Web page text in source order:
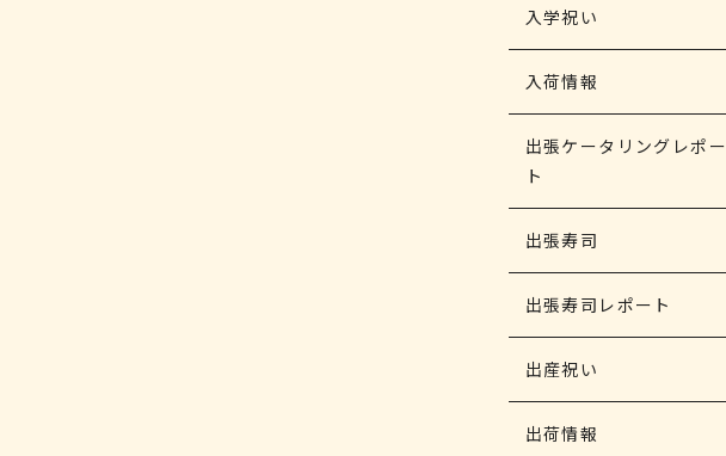
入学祝い
入荷情報
出張ケータリングレポー
ト
出張寿司
出張寿司レポート
出産祝い
出荷情報